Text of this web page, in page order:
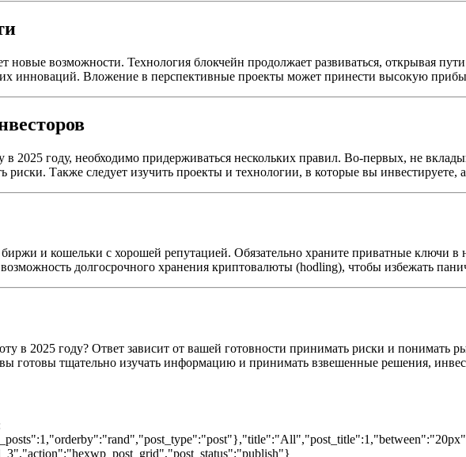
новые возможности. Технология блокчейн продолжает развиваться, открывая
инноваций. Вложение в перспективные проекты может принести высокую
2025 году, необходимо придерживаться нескольких правил. Во-первых, не
Также следует изучить проекты и технологии, в которые вы инвестируете,
и кошельки с хорошей репутацией. Обязательно храните приватные ключи
долгосрочного хранения криптовалюты (hodling), чтобы избежать
в 2025 году? Ответ зависит от вашей готовности принимать риски и понимать
готовы тщательно изучать информацию и принимать взвешенные решения,